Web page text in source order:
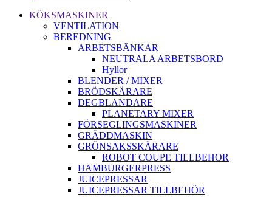
KÖKSMASKINER
VENTILATION
BEREDNING
ARBETSBÄNKAR
NEUTRALA ARBETSBORD
Hyllor
BLENDER / MIXER
BRÖDSKÄRARE
DEGBLANDARE
PLANETARY MIXER
FÖRSEGLINGSMASKINER
GRÄDDMASKIN
GRÖNSAKSSKÄRARE
ROBOT COUPE TILLBEHOR
HAMBURGERPRESS
JUICEPRESSAR
JUICEPRESSAR TILLBEHÖR